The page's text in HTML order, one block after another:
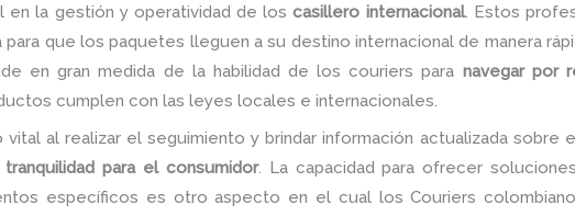
en la gestión y operatividad de loscasillero internacional. Estos
que los paquetes lleguen a su destino internacional de manera
en gran medida de la habilidad de los couriers para navegar por
cumplen con las leyes locales e internacionales.
al realizar el seguimiento y brindar información actualizada sobre
tranquilidad para el consumidor. La capacidad para ofrecer
específicos es otro aspecto en el cual los Couriers